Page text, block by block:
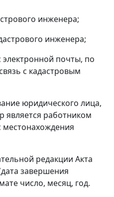
инженера;
инженера;
почты, по
с кадастровым
юридического лица,
является работником
местонахождения
редакции Акта
завершения
число, месяц, год.